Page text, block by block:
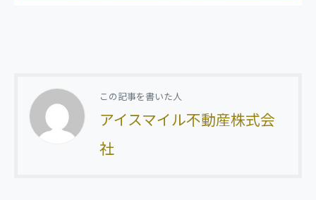
この記事を書いた人
アイスマイル不動産株式会
社